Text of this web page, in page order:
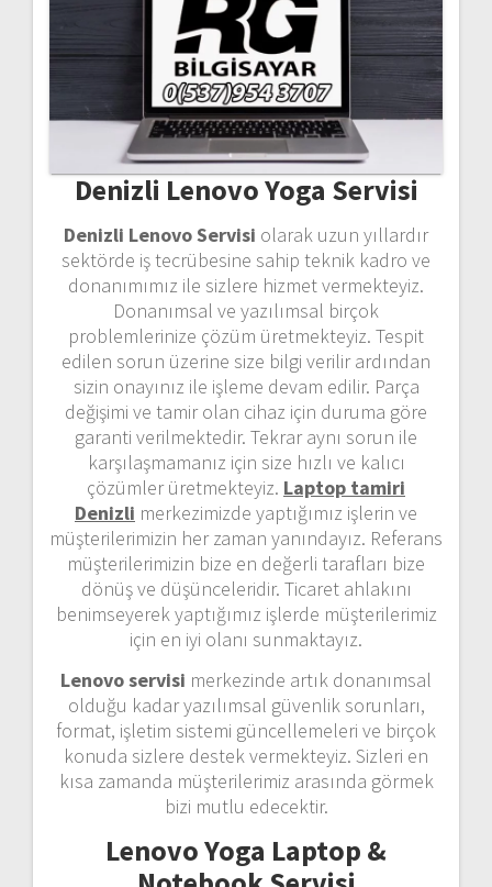
Denizli Lenovo Yoga Servisi
Denizli Lenovo Servisi olarak uzun yıllardır
sektörde iş tecrübesine sahip teknik kadro ve
donanımımız ile sizlere hizmet vermekteyiz.
Donanımsal ve yazılımsal birçok
problemlerinize çözüm üretmekteyiz. Tespit
edilen sorun üzerine size bilgi verilir ardından
sizin onayınız ile işleme devam edilir. Parça
değişimi ve tamir olan cihaz için duruma göre
garanti verilmektedir. Tekrar aynı sorun ile
karşılaşmamanız için size hızlı ve kalıcı
çözümler üretmekteyiz. Laptop tamiri
Denizli merkezimizde yaptığımız işlerin ve
müşterilerimizin her zaman yanındayız. Referans
müşterilerimizin bize en değerli tarafları bize
dönüş ve düşünceleridir. Ticaret ahlakını
benimseyerek yaptığımız işlerde müşterilerimiz
için en iyi olanı sunmaktayız.
Lenovo servisi merkezinde artık donanımsal
olduğu kadar yazılımsal güvenlik sorunları,
format, işletim sistemi güncellemeleri ve birçok
konuda sizlere destek vermekteyiz. Sizleri en
kısa zamanda müşterilerimiz arasında görmek
bizi mutlu edecektir.
Lenovo Yoga Laptop &